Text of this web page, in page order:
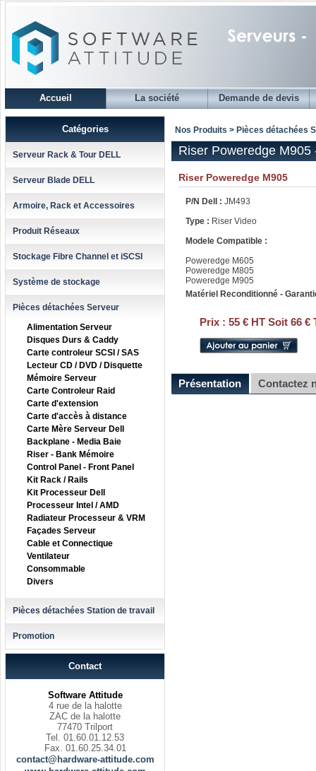
Accueil La société Demande de devis
Catégories
Serveur Rack & Tour DELL
Serveur Blade DELL
Armoire, Rack et Accessoires
Produit Réseaux
Stockage Fibre Channel et iSCSI
Système de stockage
Pièces détachées Serveur
Alimentation Serveur
Disques Durs & Caddy
Carte controleur SCSI / SAS
Lecteur CD / DVD / Disquette
Mémoire Serveur
Carte Controleur Raid
Carte d'extension
Carte d'accès à distance
Carte Mère Serveur Dell
Backplane - Media Baie
Riser - Bank Mémoire
Control Panel - Front Panel
Kit Rack / Rails
Kit Processeur Dell
Processeur Intel / AMD
Radiateur Processeur & VRM
Façades Serveur
Cable et Connectique
Ventilateur
Consommable
Divers
Pièces détachées Station de travail
Promotion
Contact
Software Attitude
4 rue de la halotte
ZAC de la halotte
77470 Trilport
Tel. 01.60.01.12.53
Fax. 01.60.25.34.01
contact@hardware-attitude.com
Nos Produits > Pièces détachées
Riser Poweredge M905
Riser Poweredge M905
P/N Dell : JM493
Type : Riser Video
Modele Compatible :
Poweredge M605
Poweredge M805
Poweredge M905
Matériel Reconditionné -
Prix : 55 € HT Soit 66 €
Présentation Contactez